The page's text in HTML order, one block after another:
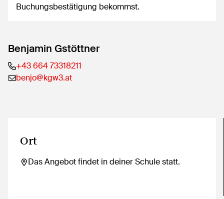
Buchungsbestätigung bekommst.
Benjamin Gstöttner
+43 664 73318211
benjo@kgw3.at
Ort
Das Angebot findet in deiner Schule statt.